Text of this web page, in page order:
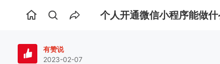
首
个人开通微信小程序能做
有赞说
2023-02-07